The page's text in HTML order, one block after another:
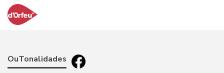
OuTonalidades